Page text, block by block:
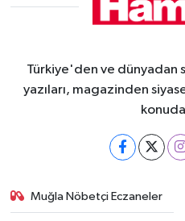
Türkiye'den ve dünyadan
yazıları, magazinden
Muğla Nöbetçi Eczaneler